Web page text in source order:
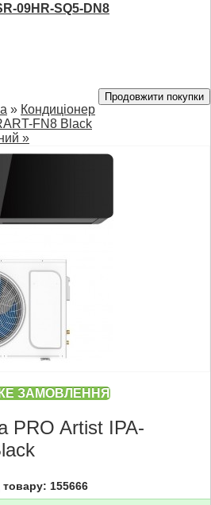
09HR-SQ5-DN8
Продовжити покупки
» Кондиціонер
FN8 Black
»
ЗАМОВЛЕННЯ
PRO Artist IPA-
товару: 155666